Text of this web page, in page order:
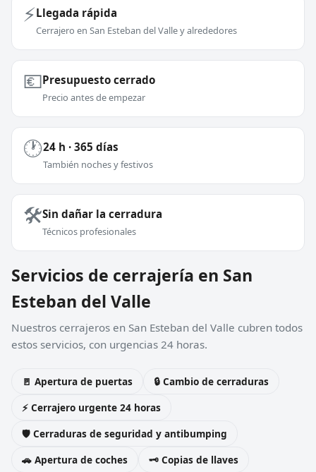
⚡Llegada rápida
Cerrajero en San Esteban del Valle y alrededores
💶Presupuesto cerrado
Precio antes de empezar
🕐24 h · 365 días
También noches y festivos
🛠️Sin dañar la cerradura
Técnicos profesionales
Servicios de cerrajería en San
Esteban del Valle
Nuestros cerrajeros en San Esteban del Valle cubren todos
estos servicios, con urgencias 24 horas.
🚪 Apertura de puertas
🔒 Cambio de cerraduras
⚡ Cerrajero urgente 24 horas
🛡️ Cerraduras de seguridad y antibumping
🚗 Apertura de coches
🗝️ Copias de llaves